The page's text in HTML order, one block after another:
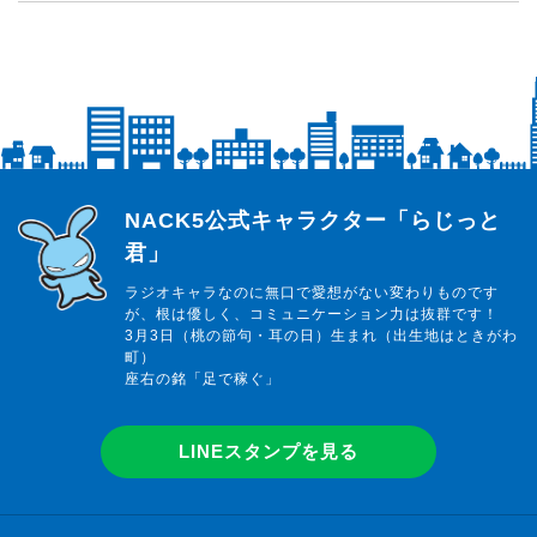
らじっと君
NACK5公式キャラクター「らじっと
君」
ラジオキャラなのに無口で愛想がない変わりものです
が、根は優しく、コミュニケーション力は抜群です！
3月3日（桃の節句・耳の日）生まれ（出生地はときがわ
町）
座右の銘「足で稼ぐ」
LINEスタンプを見る